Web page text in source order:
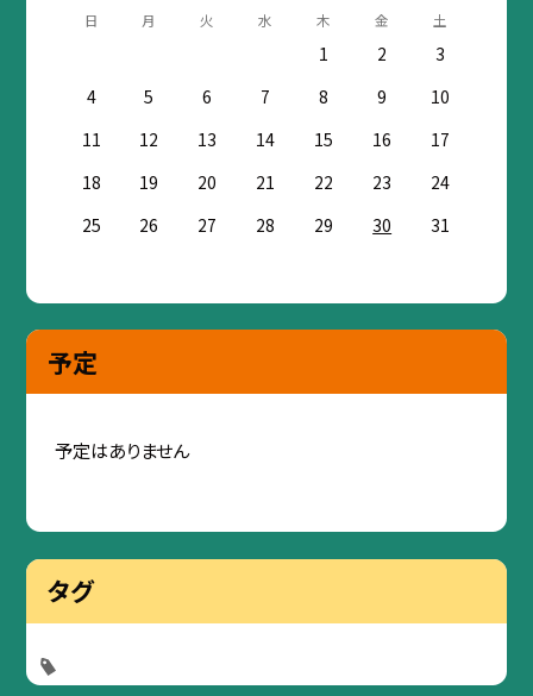
日 月 火 水 木 金 土
1 2
3
4
5 6 7 8 9
10
11
12 13 14 15 16
17
18
19 20 21 22 23
24
25
26 27 28 29 30 31
予定
予定はありません
タグ